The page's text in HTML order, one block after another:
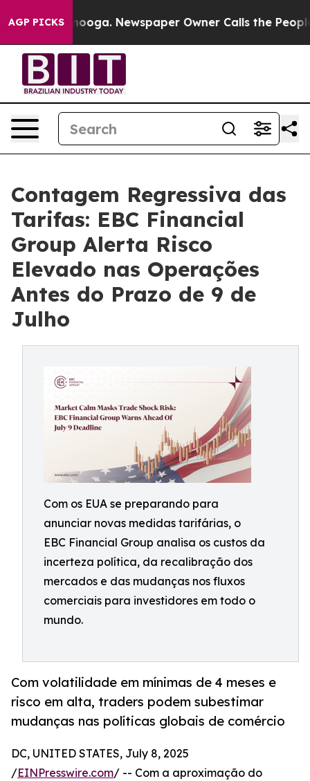
AGP PICKSNewspaper Owner Calls the People
Contagem Regressiva das
Tarifas: EBC Financial
Group Alerta Risco
Elevado nas Operações
Antes do Prazo de 9 de
Julho
Com os EUA se preparando para
anunciar novas medidas tarifárias, o
EBC Financial Group analisa os custos da
incerteza política, da recalibração dos
mercados e das mudanças nos fluxos
comerciais para investidores em todo o
mundo.
Com volatilidade em mínimas de 4 meses e
risco em alta, traders podem subestimar
mudanças nas políticas globais de comércio
DC, UNITED STATES, July 8, 2025
/EINPresswire.com/ -- Com a aproximação do